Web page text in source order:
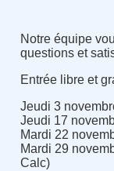
Notre équipe
questions et
Entrée libre et
Jeudi 3
Jeudi 17
Mardi 22
Mardi 29
Calc)